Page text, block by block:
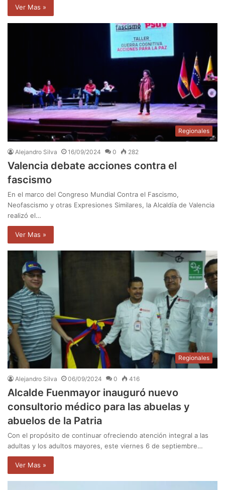
Ver Mas »
Regionales
Alejandro Silva 16/09/2024 0 282
Valencia debate acciones contra el
fascismo
En el marco del Congreso Mundial Contra el Fascismo,
Neofascismo y otras Expresiones Similares, la Alcaldía de Valencia
realizó el…
Ver Mas »
Regionales
Alejandro Silva 06/09/2024 0 416
Alcalde Fuenmayor inauguró nuevo
consultorio médico para las abuelas y
abuelos de la Patria
Con el propósito de continuar ofreciendo atención integral a las
adultas y los adultos mayores, este viernes 6 de septiembre…
Ver Mas »